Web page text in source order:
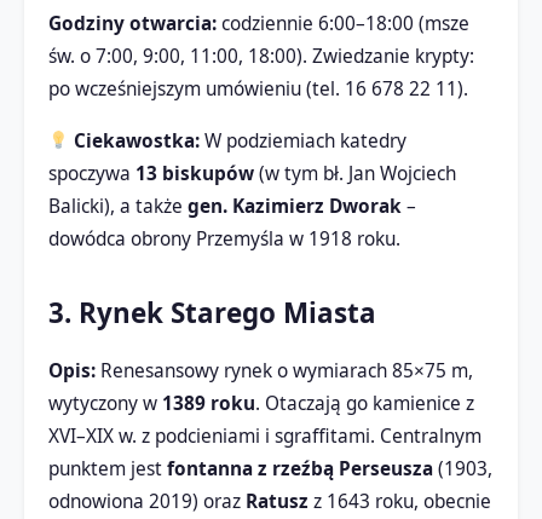
Godziny otwarcia:codziennie 6:00–18:00 (msze
św. o 7:00, 9:00, 11:00, 18:00). Zwiedzanie krypty:
po wcześniejszym umówieniu (tel. 16 678 22 11).
Ciekawostka:W podziemiach katedry
spoczywa 13 biskupów(w tym bł. Jan Wojciech
Balicki), a także gen. Kazimierz Dworak–
dowódca obrony Przemyśla w 1918 roku.
3. Rynek Starego Miasta
Opis: Renesansowy rynek o wymiarach 85×75 m,
wytyczony w 1389 roku. Otaczają go kamienice z
XVI–XIX w. z podcieniami i sgraffitami. Centralnym
punktem jestfontanna z rzeźbą Perseusza(1903,
odnowiona 2019) oraz Ratusz z 1643 roku, obecnie